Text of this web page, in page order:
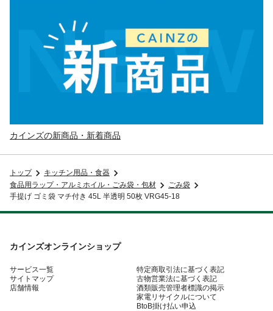
カインズの新商品・新着商品
トップ
キッチン用品・食器
食品用ラップ・アルミホイル・ごみ袋・包材
ごみ袋
手提げ ゴミ袋 マチ付き 45L 半透明 50枚 VRG45-18
カインズオンラインショップ
サービス一覧
サイトマップ
店舗情報
特定商取引法に基づく表記
古物営業法に基づく表記
酒類販売管理者標識の掲示
家電リサイクルについて
BtoB掛け払い申込